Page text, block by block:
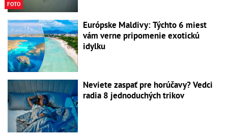
FOTO
Európske Maldivy: Týchto 6 miest
vám verne pripomenie exotickú
idylku
Neviete zaspať pre horúčavy? Vedci
radia 8 jednoduchých trikov